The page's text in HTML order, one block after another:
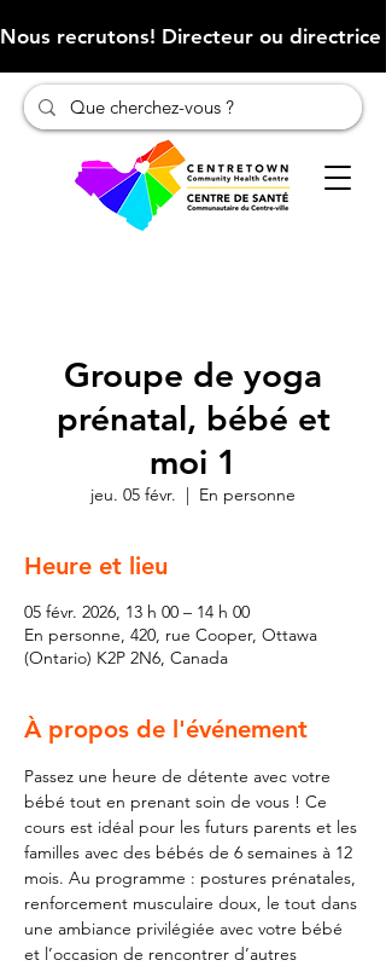
Nous recrutons! Directeur ou
Groupe de yoga
prénatal, bébé et
moi 1
jeu. 05 févr.
  |
En personne
Heure et lieu
05 févr. 2026, 13 h 00 – 14 h 00
En personne, 420, rue Cooper, Ottawa
(Ontario) K2P 2N6, Canada
À propos de l'événement
Passez une heure de détente avec votre
bébé tout en prenant soin de vous ! Ce
cours est idéal pour les futurs parents et les
familles avec des bébés de 6 semaines à 12
mois. Au programme : postures prénatales,
renforcement musculaire doux, le tout dans
une ambiance privilégiée avec votre bébé
et l’occasion de rencontrer d’autres